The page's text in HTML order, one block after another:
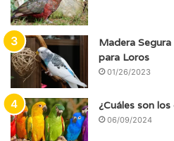
Madera
para Loros
01/26/2023
¿Cuáles son
06/09/2024